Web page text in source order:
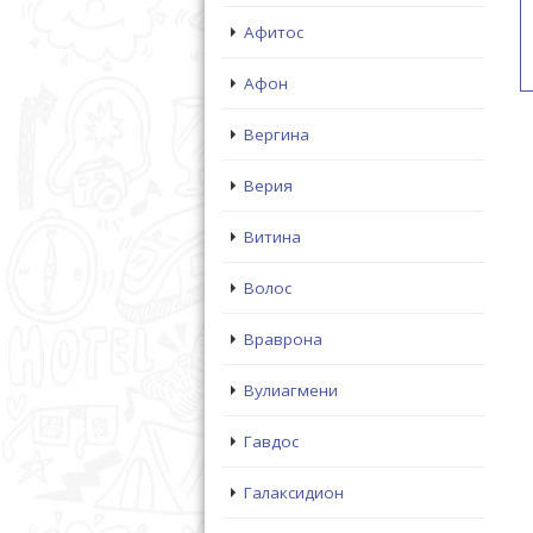
Афитос
Афон
Вергина
Верия
Витина
Волос
Враврона
Вулиагмени
Гавдос
Галаксидион